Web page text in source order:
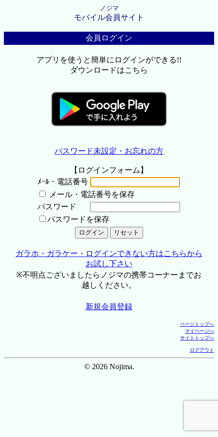
ノジマ
モバイル会員サイト
会員ログイン
アプリを使うと簡単にログインができる!!
ダウンロードはこちら
パスワード未設定・お忘れの方
【ログインフォーム】
ﾒｰﾙ・電話番号
メール・電話番号を保存
パスワード
パスワードを保存
ガラホ・ガラケー・ログインできない方はこちらから
お試し下さい
※不明点ございましたらノジマの携帯コーナーまでお
越しください。
新規会員登録
ページトップへ
マイページへ
サイトトップへ
ログアウト
© 2026 Nojima.